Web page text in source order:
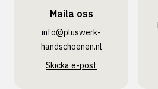
Maila oss
info@pluswerk­
handschoenen.nl
Skicka e-post